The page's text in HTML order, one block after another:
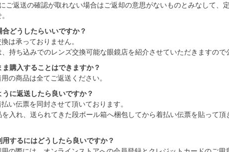
ご返送の確認が取れない場合はご返却の意思がないものとみなして、
どうしたらいいですか？
は承っておりません。
持ち込みでのレンズ交換可能な眼鏡店を紹介させていただきますの
購入することはできますか？
の商品は全てご返送ください。
に返送したら良いですか？
い伝票を同封させて頂いております。
入れ、送られてきた段ボール箱へ梱包してから着払い伝票を貼って
するにはどうしたら良いですか？